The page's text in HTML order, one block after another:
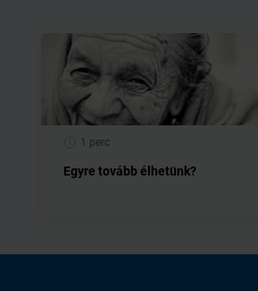
1 perc
Egyre tovább élhetünk?